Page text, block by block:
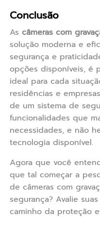
Conclusão
As câmeras com
solução moderna e
segurança e
opções disponíveis, é
ideal para cada
residências e
de um sistema de
funcionalidades que
necessidades, e não
tecnologia disponível.
Agora que você
que tal começar a
de câmeras com
segurança? Avalie
caminho da proteção